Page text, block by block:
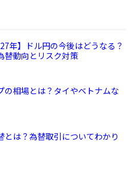
年】ドル円の今後はどうなる？
替動向とリスク対策
の相場とは？タイやベトナムな
とは？為替取引についてわかり